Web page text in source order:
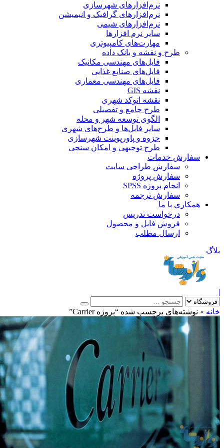
نرم‌افزارهای شهرسازی
نرم‌افزارهای گرافیک و انیمیشن
نرم‌افزارهای شیمی
سایر نرم افزارها
مهارت‌های کامپیوتری
طرح و نقشه و بانک داده
فایل‌های مهندسی مکانیک
فایل‌های صنایع غذایی
فایل‌های مهندسی معماری
نقشه GIS
نقشه اتوکد شهری
طرح جامع و تفصیلی
الگوی توسعه شهر و محله
سایر فایل‌ها و طرح‌های شهری
جزوه و پاورپوینت شهرسازی
طرح توجیهی و امکان سنجی
سفارش خدمات
سفارش طراحی سایت
سفارش پروژه
انجام پروژه SPSS
سفارش ترجمه
همکاری با ما
درخواست تدریس
فروش فایل و محصول
ارسال مطلب
»نوشته‌های برچسب شده “پروژه Carrier”